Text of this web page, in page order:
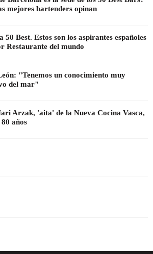
mejores bartenders opinan
50 Best. Estos son los aspirantes españoles
Restaurante del mundo
"Tenemos un conocimiento muy
del mar"
Arzak, 'aita' de la Nueva Cocina Vasca,
años